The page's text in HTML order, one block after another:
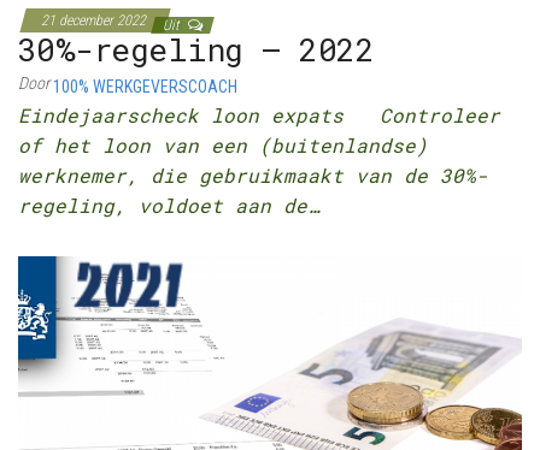
21 december 2022 Uit
30%-regeling – 2022
Door100% WERKGEVERSCOACH
Eindejaarscheck loon expats Controleer
of het loon van een (buitenlandse)
werknemer, die gebruikmaakt van de 30%-
regeling, voldoet aan de…